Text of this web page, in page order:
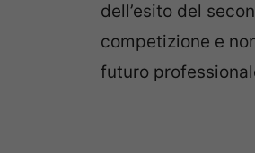
dell’esito del
competizione e
futuro